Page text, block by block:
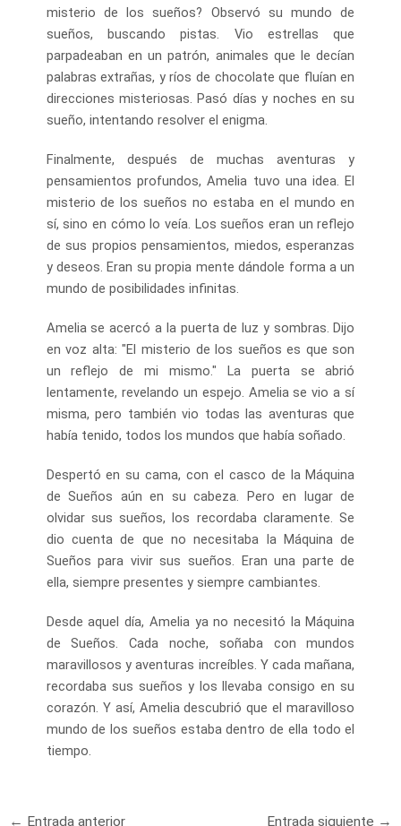
misterio de los sueños? Observó su mundo de
sueños, buscando pistas. Vio estrellas que
parpadeaban en un patrón, animales que le decían
palabras extrañas, y ríos de chocolate que fluían en
direcciones misteriosas. Pasó días y noches en su
sueño, intentando resolver el enigma.
Finalmente, después de muchas aventuras y
pensamientos profundos, Amelia tuvo una idea. El
misterio de los sueños no estaba en el mundo en
sí, sino en cómo lo veía. Los sueños eran un reflejo
de sus propios pensamientos, miedos, esperanzas
y deseos. Eran su propia mente dándole forma a un
mundo de posibilidades infinitas.
Amelia se acercó a la puerta de luz y sombras. Dijo
en voz alta: "El misterio de los sueños es que son
un reflejo de mi mismo." La puerta se abrió
lentamente, revelando un espejo. Amelia se vio a sí
misma, pero también vio todas las aventuras que
había tenido, todos los mundos que había soñado.
Despertó en su cama, con el casco de la Máquina
de Sueños aún en su cabeza. Pero en lugar de
olvidar sus sueños, los recordaba claramente. Se
dio cuenta de que no necesitaba la Máquina de
Sueños para vivir sus sueños. Eran una parte de
ella, siempre presentes y siempre cambiantes.
Desde aquel día, Amelia ya no necesitó la Máquina
de Sueños. Cada noche, soñaba con mundos
maravillosos y aventuras increíbles. Y cada mañana,
recordaba sus sueños y los llevaba consigo en su
corazón. Y así, Amelia descubrió que el maravilloso
mundo de los sueños estaba dentro de ella todo el
tiempo.
Navegación
← Entrada anterior Entrada siguiente →